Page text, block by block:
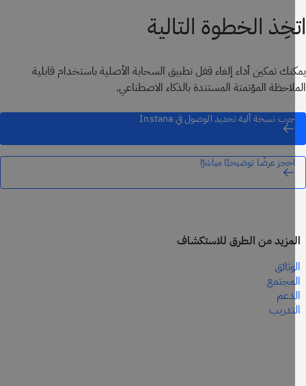
الخطوة التالية
تمكين أداء إلغاء قفل تطبيق السحابة الأصلية باستخدام قابلية
المؤتمتة المستندة بالذكاء الاصطناعي.
جرب نسخة آلية تحديد الوصول في Instana
احجز عرضًا توضيحيًا مباشرًا
من الطرق للاستكشاف